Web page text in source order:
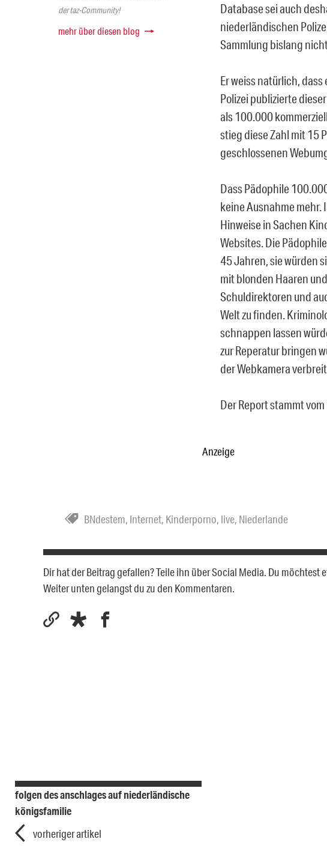
der taz-Community!
mehr über diesen blog
Database sei auch
niederländischen
Sammlung bislang
Er weiss natürlich,
Polizei publizierte
als 100.000
stieg diese Zahl mit 15
geschlossenen
Dass Pädophile
keine Ausnahme
Hinweise in Sachen
Websites. Die
45 Jahren, sie würden
mit blonden Haaren
Schuldirektoren und
Welt zu finden.
schnappen lassen
zur Reperatur bringen
der Webkamera
Der Report stammt
Anzeige
BNdestem, Internet, Kinderporno, live, Niederlande
Dir hat der Beitrag gefallen? Teile ihn über Social Media. Du möchtest
Weiter unten gelangst du zu den Kommentaren.
folgen des anschlages auf niederländische
königsfamilie
vorheriger artikel